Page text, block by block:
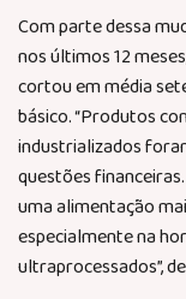
Com parte dessa
nos últimos 12
cortou em média
básico. “Produtos
industrializados
questões
uma alimentação
especialmente na
ultraprocessados”,